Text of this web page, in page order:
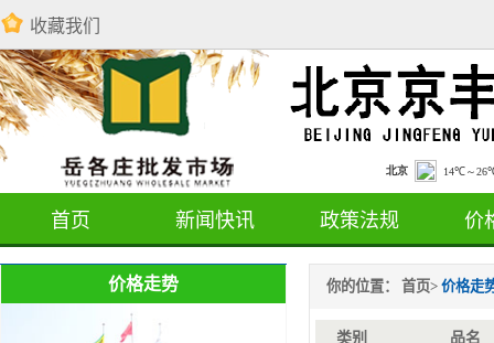
收藏我们
首页 新闻快讯 政策法规 价
价格走势 你的位置： 首页> 价格走
类别 品名